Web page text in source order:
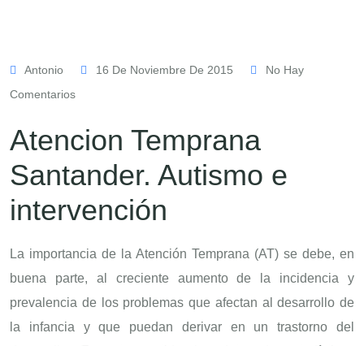
Antonio 16 De Noviembre De 2015
No Hay
Comentarios
Atencion Temprana
Santander. Autismo e
intervención
La importancia de la Atención Temprana (AT) se debe, en
buena parte, al creciente aumento de la incidencia y
prevalencia de los problemas que afectan al desarrollo de
la infancia y que puedan derivar en un trastorno del